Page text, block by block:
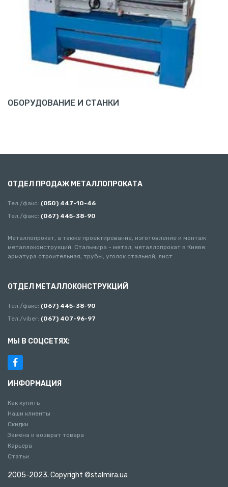
ОБОРУДОВАНИЕ И СТАНКИ
ОТДЕЛ ПРОДАЖ МЕТАЛЛОПРОКАТА
Тел./факс: (050) 447-10-46
Тел./факс: (067) 445-38-90
Металлопрокат, а также проектирование, изготовление и монтаж
металлоконструкций. Стальмира - метал, металлопрокат в Киеве:
арматура строительная, трубы, уголок стальной, лист.
ОТДЕЛ МЕТАЛЛОКОНСТРУКЦИЙ
Тел./факс: (067) 445-38-90
Тел./viber: (067) 407-96-97
МЫ В СОЦСЕТЯХ:
ИНФОРМАЦИЯ
Как купить
Наши клиенты
Скидки
Замена и возврат товара
Карьера
Статьи
2005-2023. Copyright ©stalmira.ua